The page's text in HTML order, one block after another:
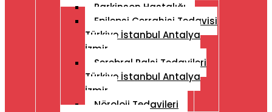
Parkinson Hastalığı
Epilepsi Cerrahisi Tedavisi
Türkiye İstanbul Antalya
İzmir
Serebral Palsi Tedavileri
Türkiye İstanbul Antalya
İzmir
Nöroloji Tedavileri